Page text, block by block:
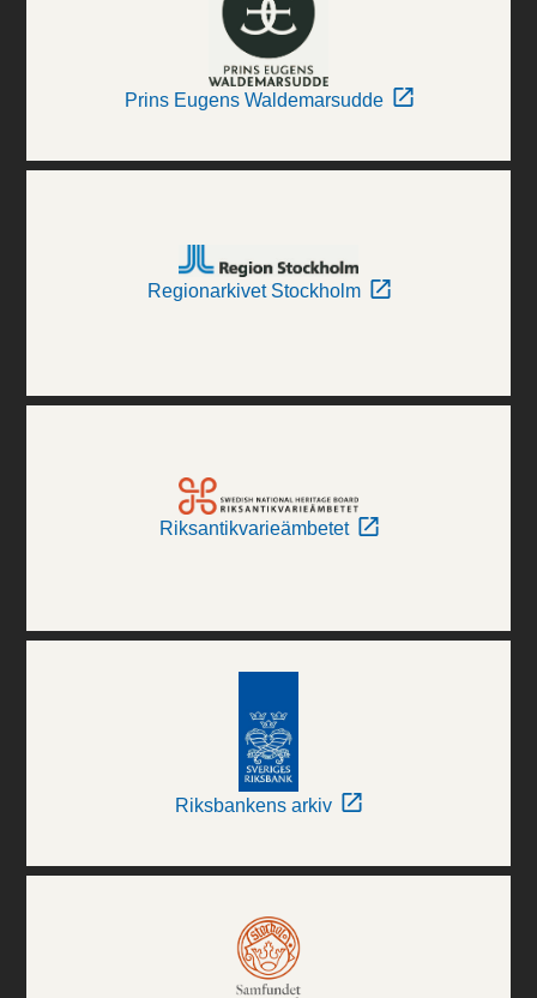
Prins Eugens Waldemarsudde
Regionarkivet Stockholm
Riksantikvarieämbetet
Riksbankens arkiv